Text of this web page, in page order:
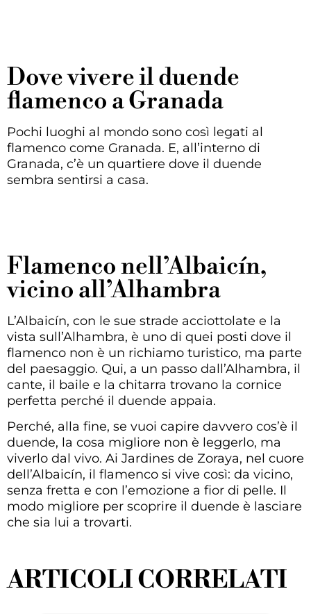
Dove vivere il duende
flamenco a Granada
Pochi luoghi al mondo sono così legati al
flamenco come Granada. E, all’interno di
Granada, c’è un quartiere dove il duende
sembra sentirsi a casa.
Flamenco nell’Albaicín,
vicino all’Alhambra
L’Albaicín, con le sue strade acciottolate e la
vista sull’Alhambra, è uno di quei posti dove il
flamenco non è un richiamo turistico, ma parte
del paesaggio. Qui, a un passo dall’Alhambra, il
cante, il baile e la chitarra trovano la cornice
perfetta perché il duende appaia.
Perché, alla fine, se vuoi capire davvero cos’è il
duende, la cosa migliore non è leggerlo, ma
viverlo dal vivo. Ai Jardines de Zoraya, nel cuore
dell’Albaicín, il flamenco si vive così: da vicino,
senza fretta e con l’emozione a fior di pelle. Il
modo migliore per scoprire il duende è lasciare
che sia lui a trovarti.
ARTICOLI CORRELATI